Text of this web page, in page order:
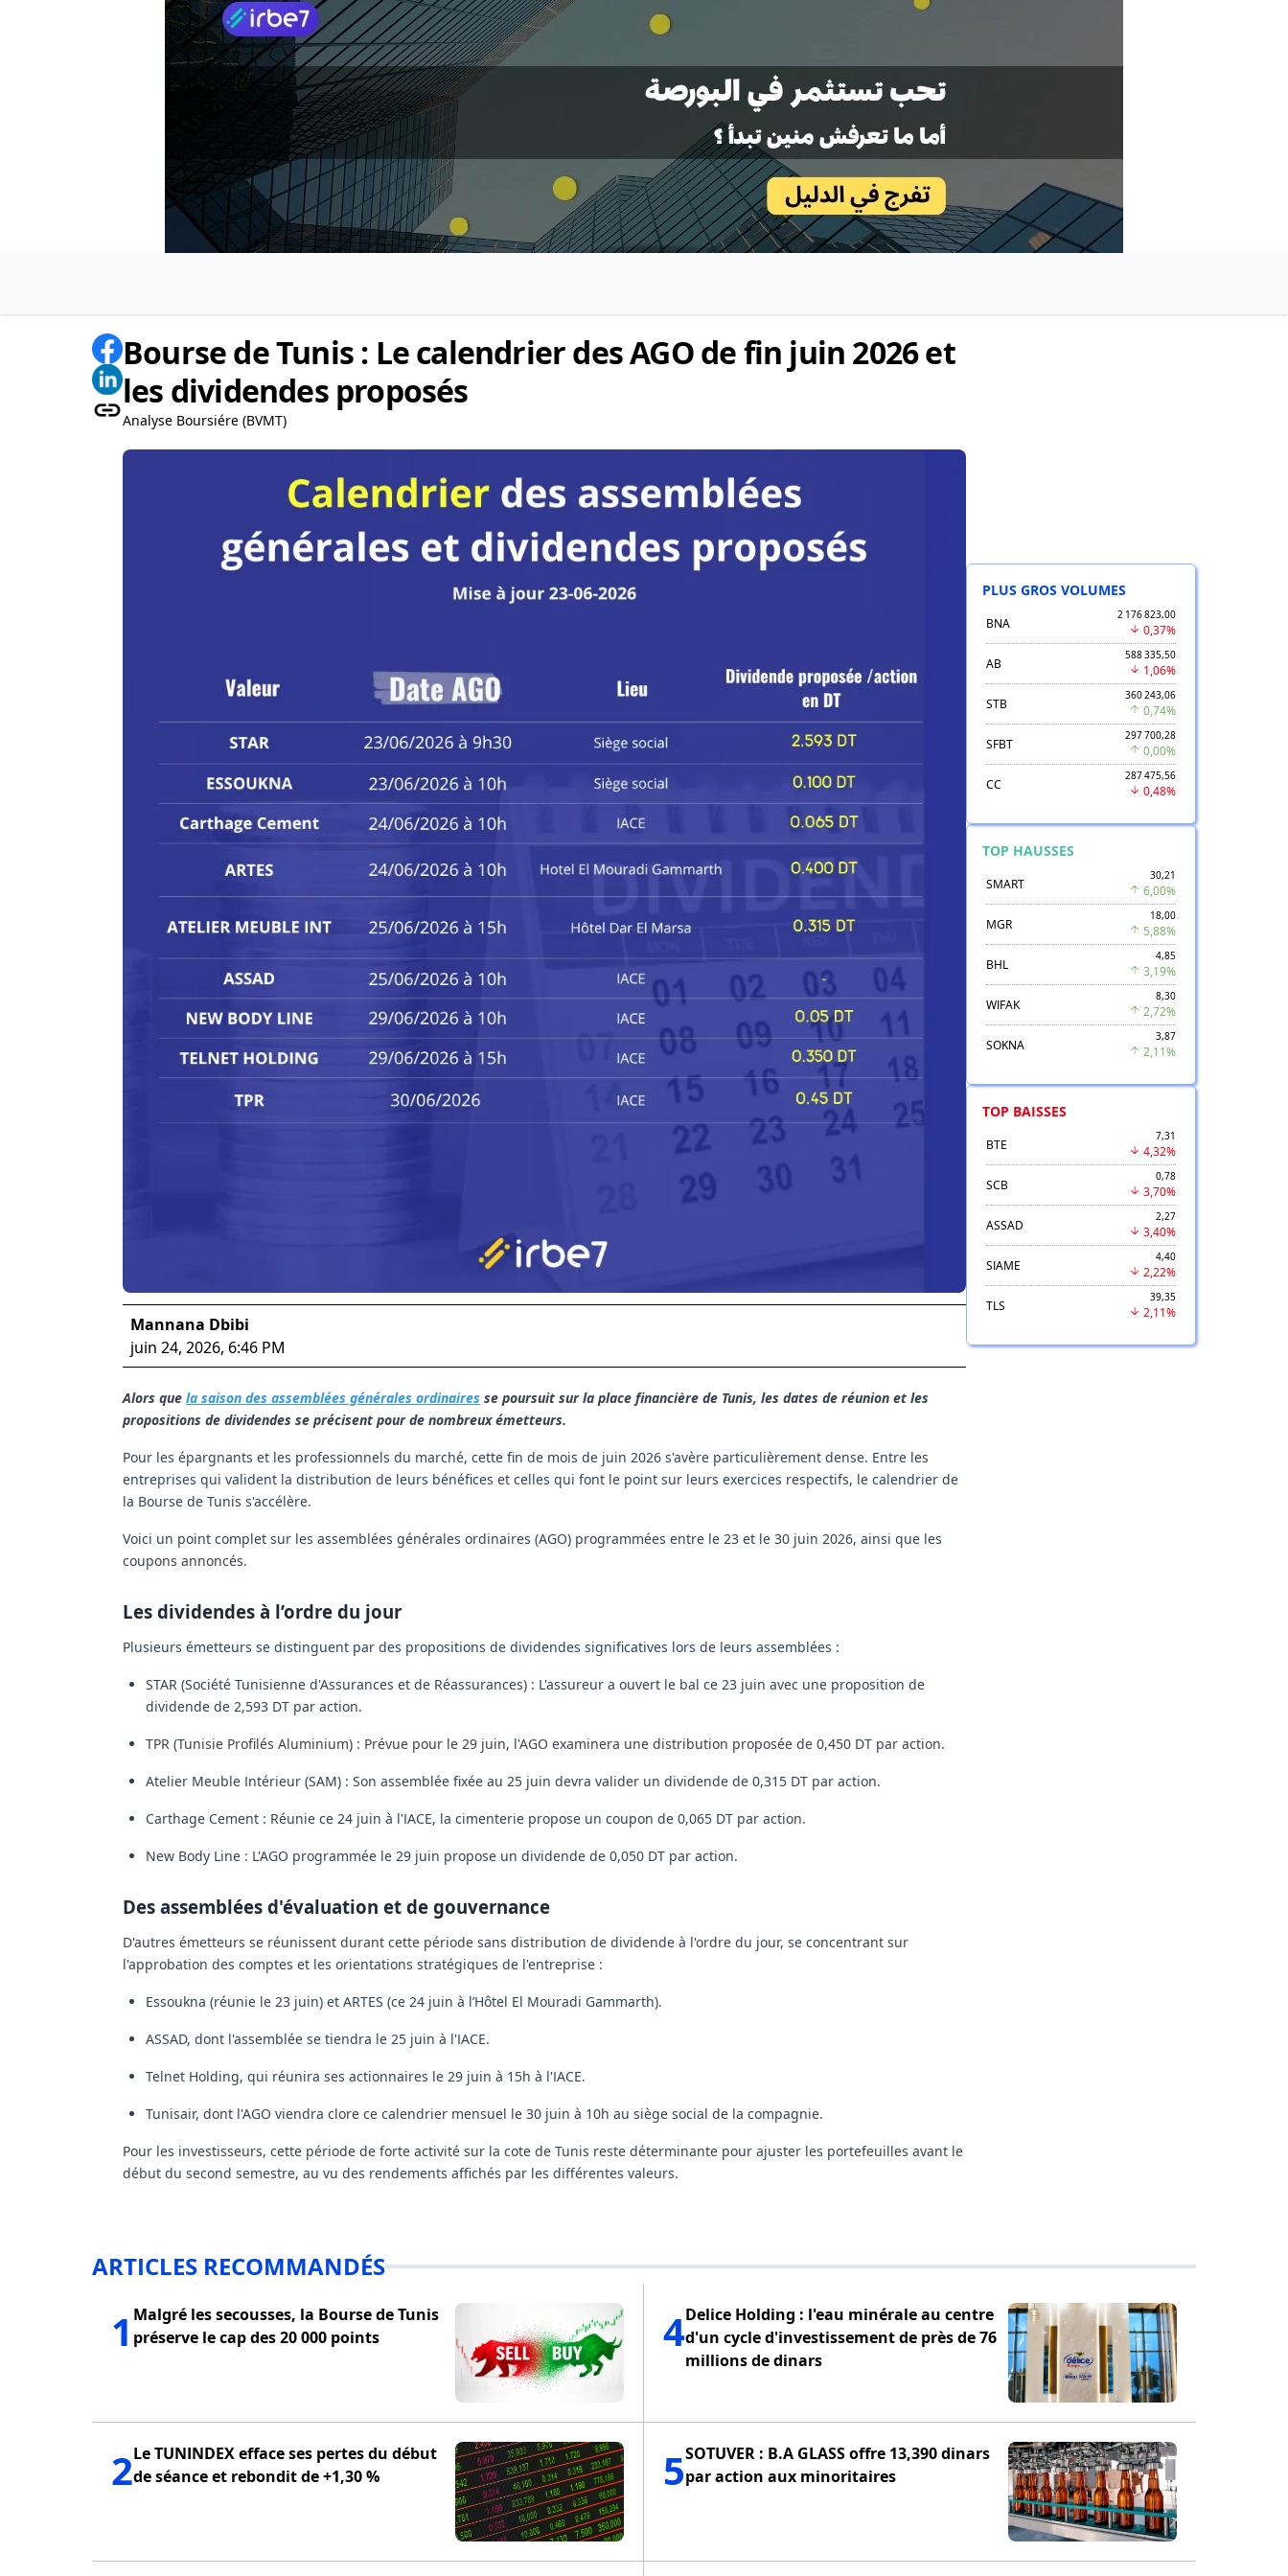
Bourse de Tunis : Le calendrier des AGO de fin juin 2026 et
les dividendes proposés
Analyse Boursiére (BVMT)
Mannana Dbibi
juin 24, 2026, 6:46 PM
Alors que la saison des assemblées générales ordinaires se poursuit sur la place financière de Tunis, les dates de réunion et les
propositions de dividendes se précisent pour de nombreux émetteurs.
Pour les épargnants et les professionnels du marché, cette fin de mois de juin 2026 s'avère particulièrement dense. Entre les
entreprises qui valident la distribution de leurs bénéfices et celles qui font le point sur leurs exercices respectifs, le calendrier de
la Bourse de Tunis s'accélère.
Voici un point complet sur les assemblées générales ordinaires (AGO) programmées entre le 23 et le 30 juin 2026, ainsi que les
coupons annoncés.
Les dividendes à l’ordre du jour
Plusieurs émetteurs se distinguent par des propositions de dividendes significatives lors de leurs assemblées :
STAR (Société Tunisienne d'Assurances et de Réassurances) : L'assureur a ouvert le bal ce 23 juin avec une proposition de
dividende de 2,593 DT par action.
TPR (Tunisie Profilés Aluminium) : Prévue pour le 29 juin, l'AGO examinera une distribution proposée de 0,450 DT par action.
Atelier Meuble Intérieur (SAM) : Son assemblée fixée au 25 juin devra valider un dividende de 0,315 DT par action.
Carthage Cement : Réunie ce 24 juin à l'IACE, la cimenterie propose un coupon de 0,065 DT par action.
New Body Line : L'AGO programmée le 29 juin propose un dividende de 0,050 DT par action.
Des assemblées d'évaluation et de gouvernance
D'autres émetteurs se réunissent durant cette période sans distribution de dividende à l'ordre du jour, se concentrant sur
l'approbation des comptes et les orientations stratégiques de l'entreprise :
Essoukna (réunie le 23 juin) et ARTES (ce 24 juin à l’Hôtel El Mouradi Gammarth).
ASSAD, dont l'assemblée se tiendra le 25 juin à l'IACE.
Telnet Holding, qui réunira ses actionnaires le 29 juin à 15h à l'IACE.
Tunisair, dont l'AGO viendra clore ce calendrier mensuel le 30 juin à 10h au siège social de la compagnie.
Pour les investisseurs, cette période de forte activité sur la cote de Tunis reste déterminante pour ajuster les portefeuilles avant le
début du second semestre, au vu des rendements affichés par les différentes valeurs.
PLUS GROS VOLUMES
BNA
2 176 823,00
0,37%
AB
588 335,50
1,06%
STB
360 243,06
0,74%
SFBT
297 700,28
0,00%
CC
287 475,56
0,48%
TOP HAUSSES
SMART
30,21
6,00%
MGR
18,00
5,88%
BHL
4,85
3,19%
WIFAK
8,30
2,72%
SOKNA
3,87
2,11%
TOP BAISSES
BTE
7,31
4,32%
SCB
0,78
3,70%
ASSAD
2,27
3,40%
SIAME
4,40
2,22%
TLS
39,35
2,11%
ARTICLES RECOMMANDÉS
1 Malgré les secousses, la Bourse de Tunis
préserve le cap des 20 000 points
2Le TUNINDEX efface ses pertes du début
de séance et rebondit de +1,30 %
4Delice Holding : l'eau minérale au centre
d'un cycle d'investissement de près de 76
millions de dinars
5SOTUVER : B.A GLASS offre 13,390 dinars
par action aux minoritaires